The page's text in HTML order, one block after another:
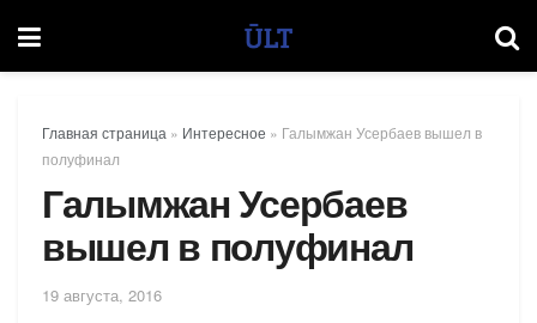
Главная страница » Интересное » Галымжан Усербаев вышел в
полуфинал
Галымжан Усербаев
вышел в полуфинал
19 августа, 2016